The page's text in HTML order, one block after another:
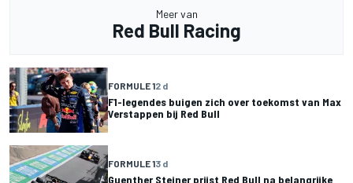
Meer van
Red Bull Racing
FORMULE 12 d
F1-legendes buigen zich over toekomst van Max
Verstappen bij Red Bull
FORMULE 13 d
Guenther Steiner prijst Red Bull na belangrijke